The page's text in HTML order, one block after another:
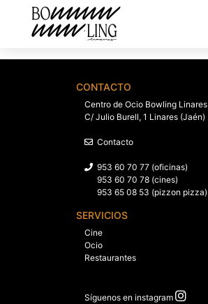
CONTACTO
Centro de Ocio Bowling Linares
C/ Julio Burell, 1 Linares (Jaén)
Contacto
953 60 70 77 (oficinas)
953 60 70 78 (cines)
953 65 08 53 (pizzon pizza)
SERVICIOS
Cine
Ocio
Restaurantes
Síguenos en instagram